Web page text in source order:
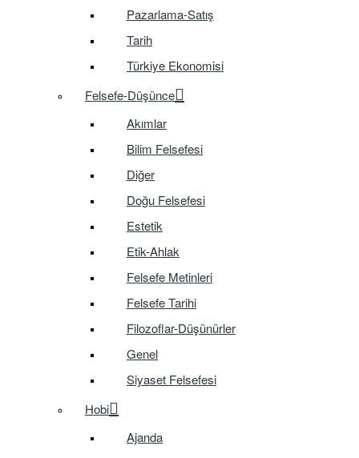
Pazarlama-Satış
Tarih
Türkiye Ekonomisi
Felsefe-Düşünce
Akımlar
Bilim Felsefesi
Diğer
Doğu Felsefesi
Estetik
Etik-Ahlak
Felsefe Metinleri
Felsefe Tarihi
Filozoflar-Düşünürler
Genel
Siyaset Felsefesi
Hobi
Ajanda